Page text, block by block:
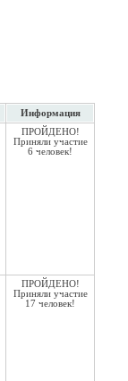
Информация
ПРОЙДЕНО!
Приняли участие
6 человек!
ПРОЙДЕНО!
Приняли участие
17 человек!